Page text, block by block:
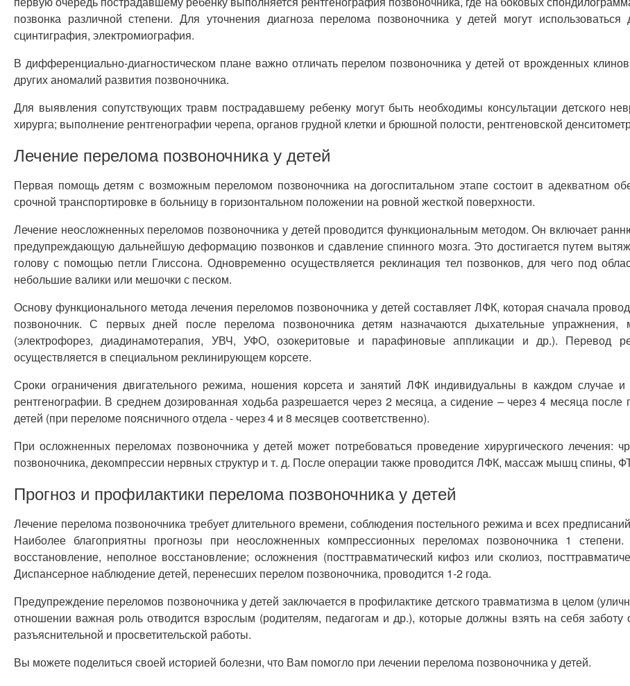
позвонка различной степени. Для уточнения диагноза перелома позвоночника у детей могут
сцинтиграфия, электромиография.
В дифференциально-диагностическом плане важно отличать перелом позвоночника у детей от врожденных
других аномалий развития позвоночника.
Для выявления сопутствующих травм пострадавшему ребенку могут быть необходимы консультации детского
хирурга; выполнение рентгенографии черепа, органов грудной клетки и брюшной полости, рентгеновской
Лечение перелома позвоночника у детей
Первая помощь детям с возможным переломом позвоночника на догоспитальном этапе состоит в адекватном
срочной транспортировке в больницу в горизонтальном положении на ровной жесткой поверхности.
Лечение неосложненных переломов позвоночника у детей проводится функциональным методом. Он включает
предупреждающую дальнейшую де­формацию позвонков и сдавление спинного мозга. Это достигается путем
голову с помощью петли Глиссона. Одновременно осуществляется реклинация тел позвонков, для чего под
небольшие валики или мешочки с песком.
Основу функционального метода лечения переломов позвоночника у детей составляет ЛФК, которая сначала
позвоночник. С первых дней после перелома позвоночника детям назначаются дыхательные упражнения,
(электрофорез, диадинамотерапия, УВЧ, УФО, озокеритовые и парафиновые аппликации и др.). Перевод
осуществляется в специальном реклинирующем корсете.
Сроки ограничения двигательного режима, ношения корсета и занятий ЛФК индивидуальны в каждом случае
рентгенографии. В среднем дозированная ходьба разрешается через 2 месяца, а сидение – через 4 месяца после
детей (при переломе поясничного отдела - через 4 и 8 месяцев соответственно).
При осложненных переломах позвоночника у детей может потребоваться проведение хирургического лечения:
позвоночника, декомпрессии нервных структур и т. д. После операции также проводится ЛФК, массаж мышц спины,
Прогноз и профилактики перелома позвоночника у детей
Лечение перелома позвоночника требует длительного времени, соблюдения постельного режима и всех
Наиболее благоприятны прогнозы при неосложненных компрессионных переломах позвоночника 1
восстановление, неполное восстановление; осложнения (посттравматический кифоз или сколиоз,
Диспансерное наблюдение детей, перенесших перелом позвоночника, проводится 1-2 года.
Предупреждение переломов позвоночника у детей заключается в профилактике детского травматизма в целом
отношении важная роль отводится взрослым (родителям, педагогам и др.), которые должны взять на себя заботу
разъяснительной и просветительской работы.
Вы можете поделиться своей историей болезни, что Вам помогло при лечении перелома позвоночника у детей.